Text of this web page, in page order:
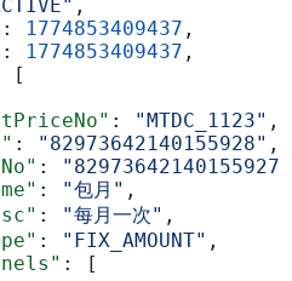
,
: 1774853409437 ,
: 1774853409437 ,
[
: "MTDC_1123" ,
: "82973642140155928" ,
:
"82973642140155927"
: "包月" ,
: "每月一次" ,
: "FIX_AMOUNT" ,
: [